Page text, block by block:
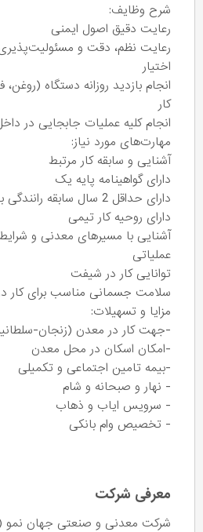
شرح وظایف:
رعایت دقیق اصول ایمنی
رعایت نظم، دقت و
اختیار
انجام بازدید روزانه دستگاه (روغن،
کار
انجام کلیه عملیات جابجایی در
مهارت‌های مورد نیاز:
آشنایی و سابقه کار مرتبط
دارای گواهینامه پایه یک
دارای حداقل 2 سال سابقه رانندگی با کامیون
دارای روحیه کار تیمی
آشنایی با مسیرهای معدنی و
عملیاتی
توانایی کار در شیفت
سلامت جسمانی مناسب برای کار
مزایا و تسهیلات:
-جهت کار در معدن (زنجان-
-امکان اسکان در محل معدن
-بیمه تامین اجتماعی و تکمیلی
- نهار و صبحانه و شام
- سرویس ایاب و ذهاب
- تخصیص وام بانکی
معرفی شرکت
شرکت معدنی و صنعتی جهان